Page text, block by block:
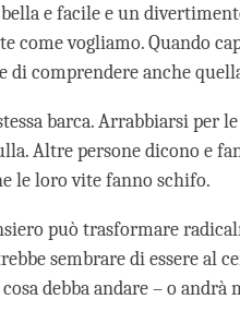
e facile e un
come vogliamo. Quando
di comprendere anche
barca. Arrabbiarsi per
Altre persone dicono e
le loro vite fanno schifo.
può trasformare
sembrare di essere al
debba andare – o